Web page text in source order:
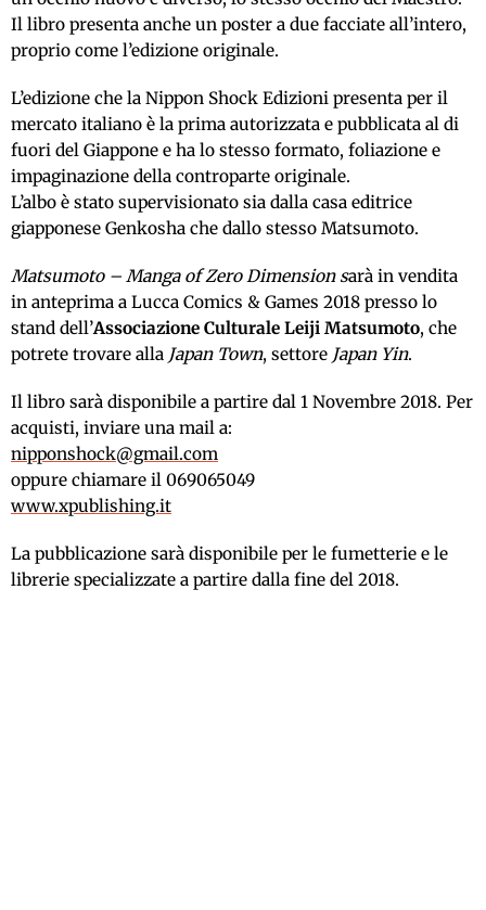
Il libro presenta anche un poster a due facciate all’intero,
proprio come l’edizione originale.
L’edizione che la Nippon Shock Edizioni presenta per il
mercato italiano è la prima autorizzata e pubblicata al di
fuori del Giappone e ha lo stesso formato, foliazione e
impaginazione della controparte originale.
L’albo è stato supervisionato sia dalla casa editrice
giapponese Genkosha che dallo stesso Matsumoto.
Matsumoto – Manga of Zero Dimension sarà in vendita
in anteprima a Lucca Comics & Games 2018 presso lo
stand dell’Associazione Culturale Leiji Matsumoto, che
potrete trovare alla Japan Town, settore Japan Yin.
Il libro sarà disponibile a partire dal 1 Novembre 2018. Per
acquisti, inviare una mail a:
nipponshock@gmail.com
oppure chiamare il 069065049
www.xpublishing.it
La pubblicazione sarà disponibile per le fumetterie e le
librerie specializzate a partire dalla fine del 2018.